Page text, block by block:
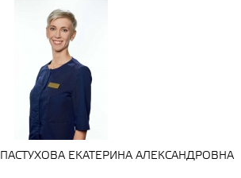
ПАСТУХОВА ЕКАТЕРИНА АЛЕКСАНДРОВНА